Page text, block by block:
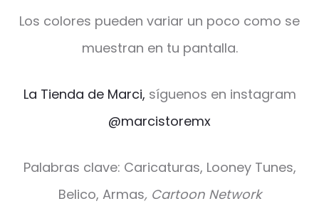
Los colores pueden variar un poco como se
muestran en tu pantalla.
La Tienda de Marci, síguenos en instagram
@marcistoremx
Palabras clave: Caricaturas, Looney Tunes,
Belico, Armas, Cartoon Network